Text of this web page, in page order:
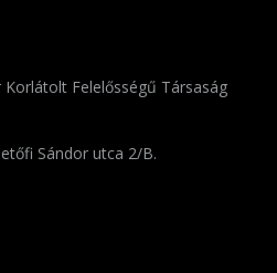
Korlátolt Felelősségű Társaság
Sándor utca 2/B.